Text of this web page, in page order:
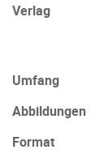
Verlag
Umfang
Abbildungen
Format